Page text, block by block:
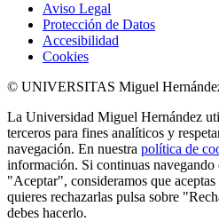
Aviso Legal
Protección de Datos
Accesibilidad
Cookies
© UNIVERSITAS Miguel
La Universidad Miguel Hernández
terceros para fines analíticos y
navegación. En nuestra política de
información. Si continuas navegando
"Aceptar", consideramos que
quieres rechazarlas pulsa sobre
debes hacerlo.